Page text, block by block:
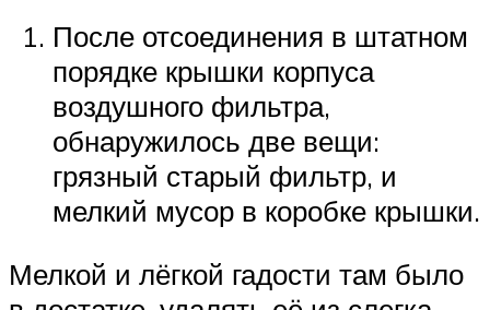
После отсоединения в штатном
порядке крышки корпуса
воздушного фильтра,
обнаружилось две вещи:
грязный старый фильтр, и
мелкий мусор в коробке крышки.
Мелкой и лёгкой гадости там было